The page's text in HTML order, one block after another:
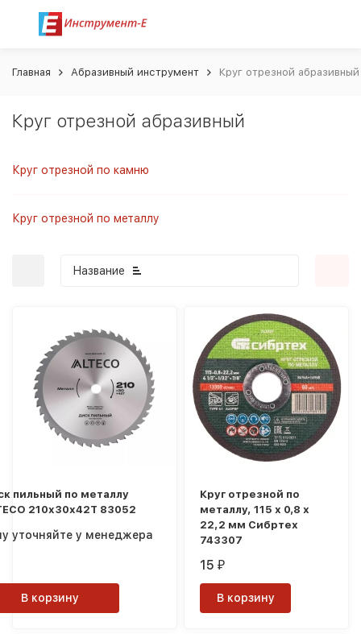
Главная Абразивный инструмент Круг отрезной абразивный
Круг отрезной абразивный
Круг отрезной по камню
Круг отрезной по металлу
Название
покупателей
пильный по металлу
210x30x42T 83052
уточняйте у менеджера
В корзину
Круг отрезной по
металлу, 115 х 0,8 х
22,2 мм Сибртех
743307
15₽
В корзину